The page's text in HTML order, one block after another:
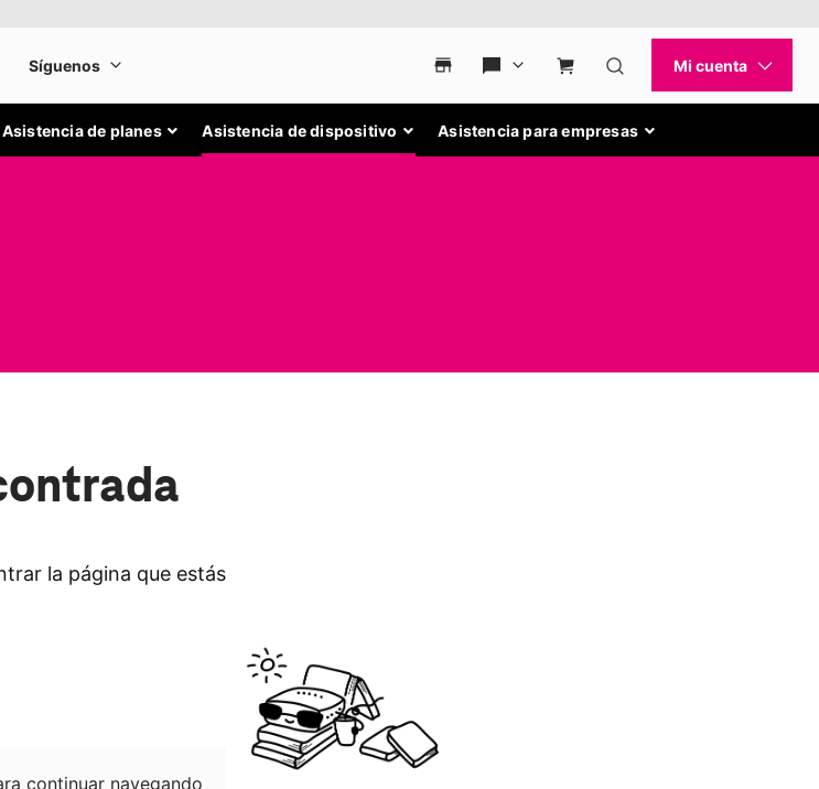
Asistencia de planes Asistencia de dispositivo Asistencia para empresas